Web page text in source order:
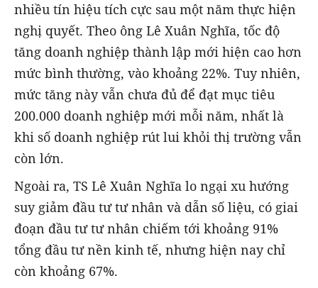
nhiều tín hiệu tích cực sau một năm thực hiện
nghị quyết. Theo ông Lê Xuân Nghĩa, tốc độ
tăng doanh nghiệp thành lập mới hiện cao hơn
mức bình thường, vào khoảng 22%. Tuy nhiên,
mức tăng này vẫn chưa đủ để đạt mục tiêu
200.000 doanh nghiệp mới mỗi năm, nhất là
khi số doanh nghiệp rút lui khỏi thị trường vẫn
còn lớn.
Ngoài ra, TS Lê Xuân Nghĩa lo ngại xu hướng
suy giảm đầu tư tư nhân và dẫn số liệu, có giai
đoạn đầu tư tư nhân chiếm tới khoảng 91%
tổng đầu tư nền kinh tế, nhưng hiện nay chỉ
còn khoảng 67%.